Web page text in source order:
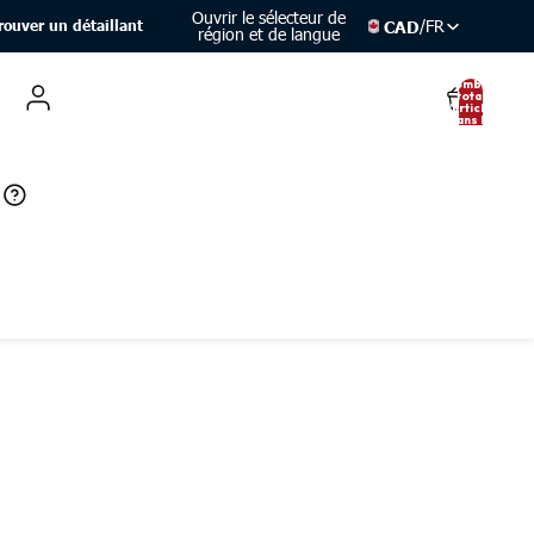
un détaillant Ouvrir le sélecteur de
région et de langue CAD/FR
Nombre
total
d’articles
dans le